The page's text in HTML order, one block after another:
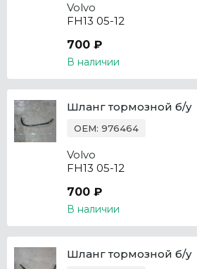
Volvo
FH13 05-12
700 ₽
В наличии
Шланг тормозной б/у
OEM: 976464
Volvo
FH13 05-12
700 ₽
В наличии
Шланг тормозной б/у